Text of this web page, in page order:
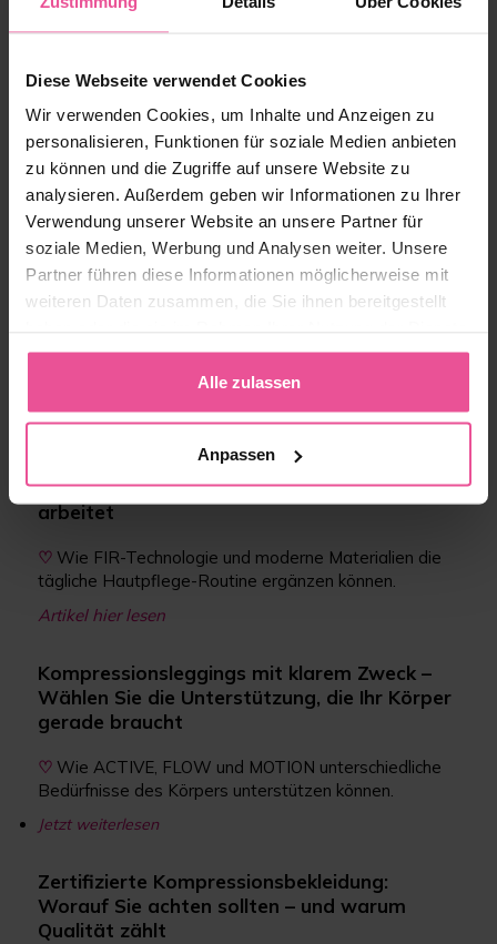
Diese Webseite verwendet Cookies
Wir verwenden Cookies, um Inhalte und Anzeigen zu
personalisieren, Funktionen für soziale Medien anbieten
zu können und die Zugriffe auf unsere Website zu
analysieren. Außerdem geben wir Informationen zu Ihrer
Verwendung unserer Website an unsere Partner für
soziale Medien, Werbung und Analysen weiter. Unsere
Partner führen diese Informationen möglicherweise mit
weiteren Daten zusammen, die Sie ihnen bereitgestellt
gesammelt haben.
Alle zulassen
Anpassen
♥︎Welche Rolle spielt Kollagen für die Haut?
Verwandte Artikel zum Thema
Hautgesundheit, Lymphsystem und
Kompression
Lymphsystem verstehen: Warum es
entscheidend für Haut, Energie und
Wohlbefinden ist
♡Warum der Lymphfluss für leichte Beine, Energie
und Hautgefühl so wichtig ist.
Der nächste Schritt in der Hautpflege?
Technologie, die mit Ihrer Körperwärme
arbeitet
♡ Wie FIR-Technologie und moderne Materialien die
tägliche Hautpflege-Routine ergänzen können.
Artikel hier lesen
Kompressionsleggings mit klarem Zweck –
Wählen Sie die Unterstützung, die Ihr Körper
gerade braucht
♡ Wie ACTIVE, FLOW und MOTION unterschiedliche
Bedürfnisse des Körpers unterstützen können.
Jetzt weiterlesen
Zertifizierte Kompressionsbekleidung:
Worauf Sie achten sollten – und warum
Qualität zählt